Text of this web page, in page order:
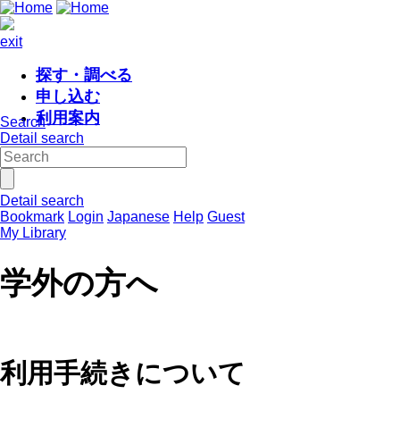
exit
探す・調べる
申し込む
利用案内
Search
Detail search
Detail search
Bookmark Login Japanese Help Guest
My Library
学外の方へ
利用手続きについて